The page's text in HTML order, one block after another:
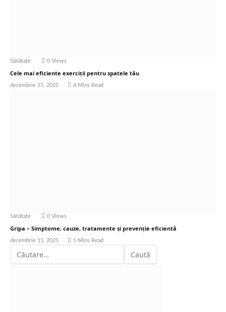
Sănătate 0 Views
Cele mai eficiente exerciții pentru spatele tău
decembrie 15, 2025 4 Mins Read
Sănătate 0 Views
Gripa – Simptome, cauze, tratamente și prevenție eficientă
decembrie 15, 2025 5 Mins Read